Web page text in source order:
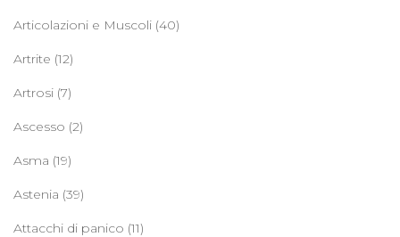
Articolazioni e Muscoli (40)
Artrite (12)
Artrosi (7)
Ascesso (2)
Asma (19)
Astenia (39)
Attacchi di panico (11)